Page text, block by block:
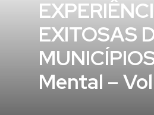
EXITOSAS
Mental –